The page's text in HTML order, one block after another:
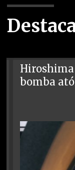
Hiroshima
bomba